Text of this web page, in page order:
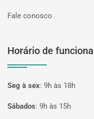
Fale conosco
Horário de
Seg à sex: 9h às 18h
Sábados: 9h às 15h